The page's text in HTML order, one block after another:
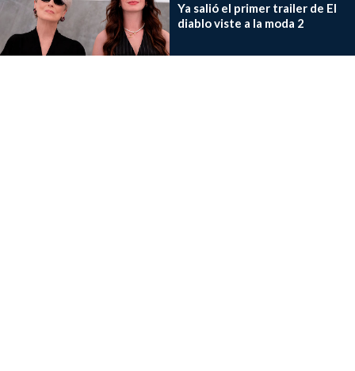
Ya salió el primer trailer de El
diablo viste a la moda 2